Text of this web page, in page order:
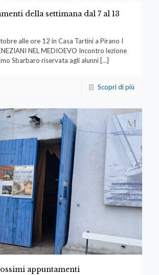
della settimana dal 7 al 13
alle ore 12 in Casa Tartini a Pirano I
NEL MEDIOEVO Incontro lezione
Sbarbaro riservata agli alunni […]
Scopri di più
appuntamenti